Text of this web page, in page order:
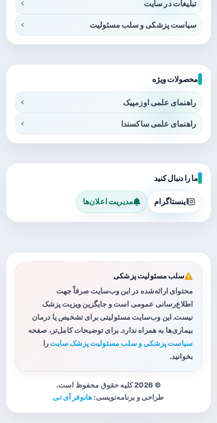
تبلیغات در سایت
سیاست پزشکی و سلب مسئولیت
محصولات ویژه
راهنمای علمی اوزمپیک
راهنمای علمی ساکسندا
ما را دنبال کنید
اینستاگرام مدیریت اعلان‌ها
سلب مسئولیت پزشکی
محتوای ارائه‌شده در این وب‌سایت صرفاً جهت
اطلاع‌رسانی عمومی است و جایگزین ویزیت پزشک
نیست. این وب‌سایت مسئولیتی برای تشخیص یا درمان
بیماری‌ها به همراه ندارد. برای توضیحات کامل‌تر، صفحه
سیاست پزشکی و سلب مسئولیت پزشک سایت را
بخوانید.
© 2026 کلیه حقوق محفوظ است.
طراحی و برنامه‌نویسی: هانوفر آی تی